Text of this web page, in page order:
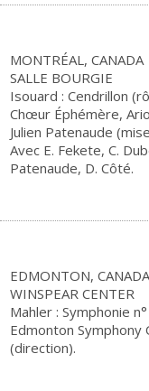
MONTRÉAL, CANADA
SALLE BOURGIE
Isouard : Cendrillon
Chœur Éphémère,
Julien Patenaude
Avec E. Fekete, C.
Patenaude, D. Côté.
EDMONTON, CANADA
WINSPEAR CENTER
Mahler : Symphonie
Edmonton Symphony
(direction).